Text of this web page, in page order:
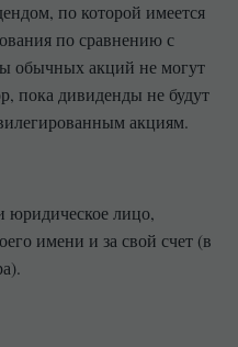
по которой имеется
по сравнению с
обычных акций не могут
пока дивиденды не будут
акциям.
юридическое лицо,
имени и за свой счет (в